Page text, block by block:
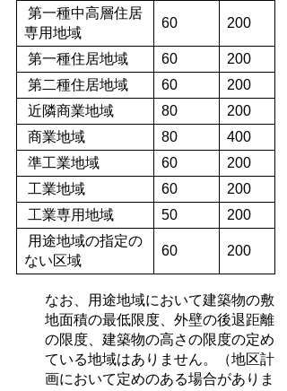
第一種中高層住居
専用地域
60 200
第一種住居地域 60
200
第二種住居地域
60
200
近隣商業地域
80
200
商業地域
80
400
準工業地域
60
200
工業地域
60
200
工業専用地域
50
200
用途地域の指定の
ない区域
60 200
なお、用途地域において建築物の敷
地面積の最低限度、外壁の後退距離
の限度、建築物の高さの限度の定め
ている地域はありません。（地区計
画において定めのある場合がありま